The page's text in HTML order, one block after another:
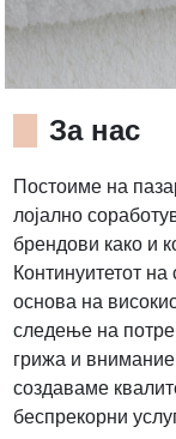
За нас
Постоиме на
лојално
брендови како и
Континуитетот
основа на
следење на
грижа и
создаваме
беспрекорни